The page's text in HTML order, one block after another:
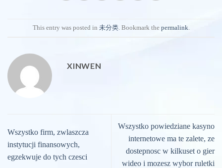
This entry was posted in 未分类. Bookmark the permalink.
XINWEN
Wszystko firm, zwlaszcza
instytucji finansowych,
egzekwuje do tych czesci
Wszystko powiedziane kasyno
internetowe ma te zalete, ze
dostepnosc w kilkuset o gier
wideo i mozesz wybor ruletki